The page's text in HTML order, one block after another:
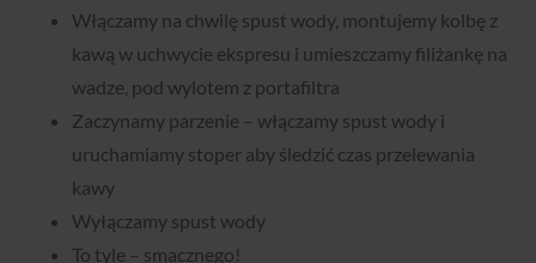
Włączamy na chwilę spust wody, montujemy kolbę z
kawą w uchwycie ekspresu i umieszczamy filiżankę na
wadze, pod wylotem z portafiltra
Zaczynamy parzenie – włączamy spust wody i
uruchamiamy stoper aby śledzić czas przelewania
kawy
Wyłączamy spust wody
To tyle – smacznego!